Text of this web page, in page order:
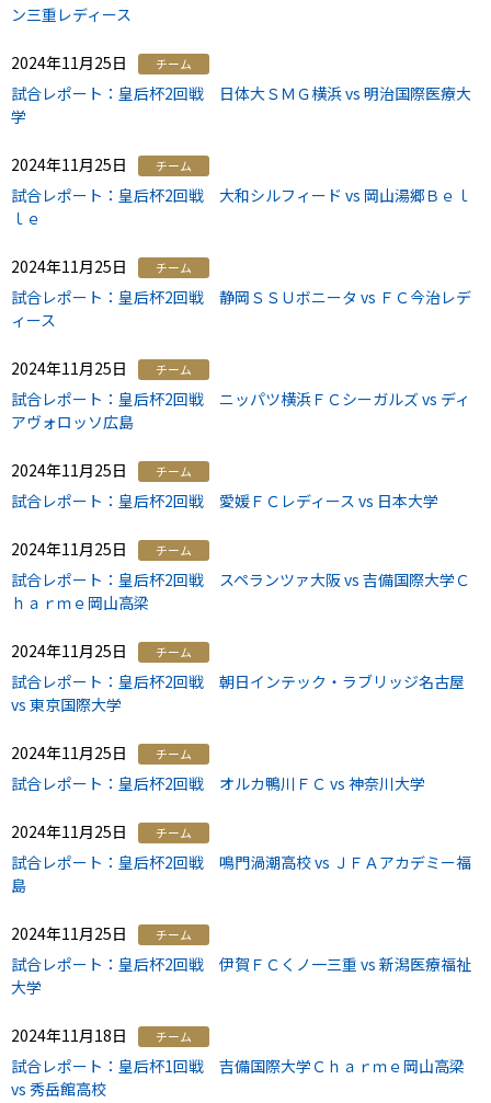
ン三重レディース
2024年11月25日 チーム
試合レポート：皇后杯2回戦 日体大ＳＭＧ横浜 vs 明治国際医療大
学
2024年11月25日 チーム
試合レポート：皇后杯2回戦 大和シルフィード vs 岡山湯郷Ｂｅｌ
ｌｅ
2024年11月25日 チーム
試合レポート：皇后杯2回戦 静岡ＳＳＵボニータ vs ＦＣ今治レデ
ィース
2024年11月25日 チーム
試合レポート：皇后杯2回戦 ニッパツ横浜ＦＣシーガルズ vs ディ
アヴォロッソ広島
2024年11月25日 チーム
試合レポート：皇后杯2回戦 愛媛ＦＣレディース vs 日本大学
2024年11月25日 チーム
試合レポート：皇后杯2回戦 スペランツァ大阪 vs 吉備国際大学Ｃ
ｈａｒｍｅ岡山高梁
2024年11月25日 チーム
試合レポート：皇后杯2回戦 朝日インテック・ラブリッジ名古屋
vs 東京国際大学
2024年11月25日 チーム
試合レポート：皇后杯2回戦 オルカ鴨川ＦＣ vs 神奈川大学
2024年11月25日 チーム
試合レポート：皇后杯2回戦 鳴門渦潮高校 vs ＪＦＡアカデミー福
島
2024年11月25日 チーム
試合レポート：皇后杯2回戦 伊賀ＦＣくノ一三重 vs 新潟医療福祉
大学
2024年11月18日 チーム
試合レポート：皇后杯1回戦 吉備国際大学Ｃｈａｒｍｅ岡山高梁
vs 秀岳館高校